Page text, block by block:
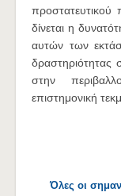
προστατευτικού
δίνεται η
αυτών των
δραστηριότητας
στην
επιστημονική
Όλες οι